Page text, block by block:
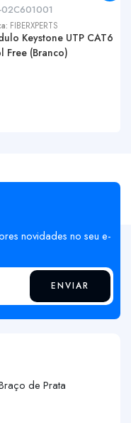
02C601001
FIBERXPERTS
Keystone UTP CAT6
Free (Branco)
novidades no seu e-
ENVIAR
de Prata